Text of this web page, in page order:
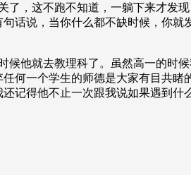
，这不跑不知道，一躺下来才发
话说，当你什么都不缺时候，你
他就去教理科了。虽然高一的时
何一个学生的师德是大家有目共
得他不止一次跟我说如果遇到什